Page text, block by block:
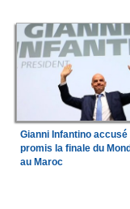
Gianni Infantino
promis la finale du
au Maroc